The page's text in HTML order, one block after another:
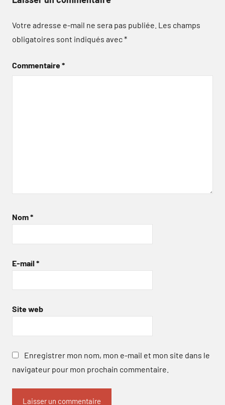
Votre adresse e-mail ne sera pas publiée. Les champs
obligatoires sont indiqués avec*
Commentaire*
Nom*
E-mail *
Site web
Enregistrer mon nom, mon e-mail et mon site dans le
navigateur pour mon prochain commentaire.